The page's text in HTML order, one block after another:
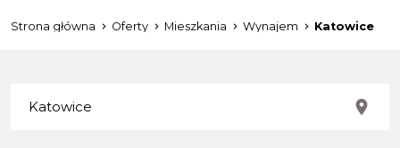
Strona główna Oferty Mieszkania Wynajem Katowice